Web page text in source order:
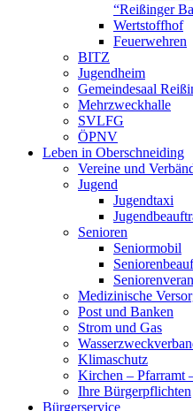
“Reißinger
Wertstoffhof
Feuerwehren
BITZ
Jugendheim
Gemeindesaal
Mehrzweckhalle
SVLFG
ÖPNV
Leben in Oberschneiding
Vereine und
Jugend
Jugendtaxi
Senioren
Seniormobil
Medizinische
Post und Banken
Strom und Gas
Klimaschutz
Kirchen – Pfarramt
Ihre Bürgerpflichten
Bürgerservice